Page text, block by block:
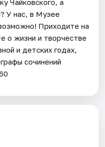
Чайковского, а
У нас, в Музее
Приходите на
о жизни и творчестве
и детских годах,
сочинений